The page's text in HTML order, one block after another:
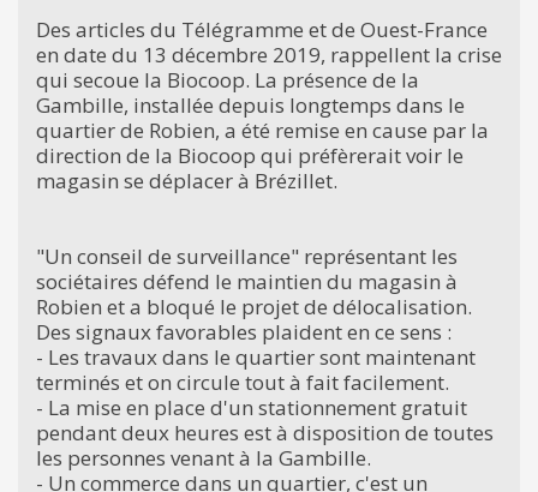
Des articles du Télégramme et de Ouest-France
en date du 13 décembre 2019, rappellent la crise
qui secoue la Biocoop. La présence de la
Gambille, installée depuis longtemps dans le
quartier de Robien, a été remise en cause par la
direction de la Biocoop qui préfèrerait voir le
magasin se déplacer à Brézillet.
"Un conseil de surveillance" représentant les
sociétaires défend le maintien du magasin à
Robien et a bloqué le projet de délocalisation.
Des signaux favorables plaident en ce sens :
- Les travaux dans le quartier sont maintenant
terminés et on circule tout à fait facilement.
- La mise en place d'un stationnement gratuit
pendant deux heures est à disposition de toutes
les personnes venant à la Gambille.
- Un commerce dans un quartier, c'est un